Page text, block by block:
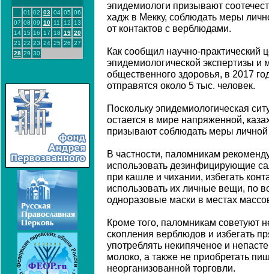
01 02 03 04 05 06
07 08 09 10 11 12
13
14 15 16 17 18 19 20
21 22 23 24 25 26 27
28 29 30
эпидемиологи призывают
хадж в Мекку, соблюдать меры
от контактов с верблюдами.
Как сообщил научно-практический
эпидемиологической экспертизы и
общественного здоровья, в 2017
отправятся около 5 тыс. человек.
Поскольку эпидемиологическая
остается в мире напряженной,
призывают соблюдать меры
В частности, паломникам
использовать дезинфицирующие
при кашле и чихании, избегать
использовать их личные вещи, по
одноразовые маски в местах
Кроме того, паломникам советуют
скопления верблюдов и избегать
употреблять некипяченое и
молоко, а также не приобретать
неорганизованной торговли.